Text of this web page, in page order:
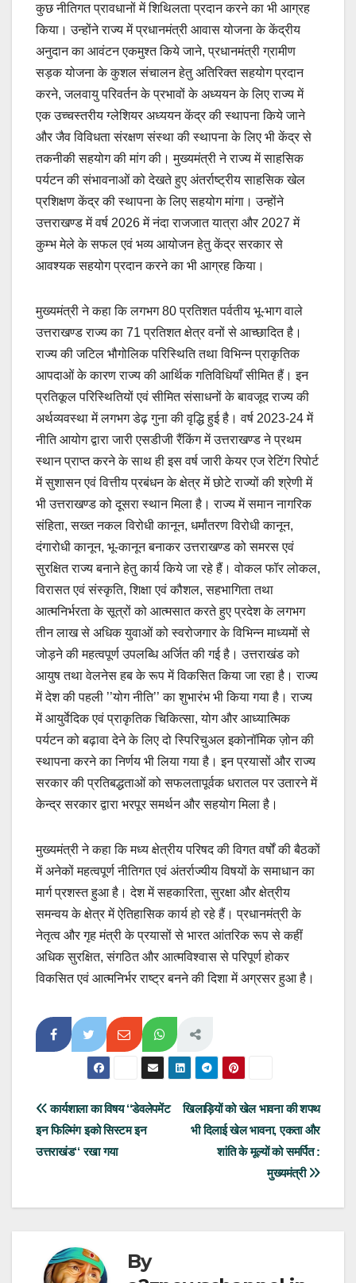
कुछ नीतिगत प्रावधानों में शिथिलता प्रदान करने का भी आग्रह
किया। उन्होंने राज्य में प्रधानमंत्री आवास योजना के केंद्रीय
अनुदान का आवंटन एकमुश्त किये जाने, प्रधानमंत्री ग्रामीण
सड़क योजना के कुशल संचालन हेतु अतिरिक्त सहयोग प्रदान
करने, जलवायु परिवर्तन के प्रभावों के अध्ययन के लिए राज्य में
एक उच्चस्तरीय ग्लेशियर अध्ययन केंद्र की स्थापना किये जाने
और जैव विविधता संरक्षण संस्था की स्थापना के लिए भी केंद्र से
तकनीकी सहयोग की मांग की। मुख्यमंत्री ने राज्य में साहसिक
पर्यटन की संभावनाओं को देखते हुए अंतर्राष्ट्रीय साहसिक खेल
प्रशिक्षण केंद्र की स्थापना के लिए सहयोग मांगा। उन्होंने
उत्तराखण्ड में वर्ष 2026 में नंदा राजजात यात्रा और 2027 में
कुम्भ मेले के सफल एवं भव्य आयोजन हेतु केंद्र सरकार से
आवश्यक सहयोग प्रदान करने का भी आग्रह किया।
मुख्यमंत्री ने कहा कि लगभग 80 प्रतिशत पर्वतीय भू-भाग वाले
उत्तराखण्ड राज्य का 71 प्रतिशत क्षेत्र वनों से आच्छादित है।
राज्य की जटिल भौगोलिक परिस्थिति तथा विभिन्न प्राकृतिक
आपदाओं के कारण राज्य की आर्थिक गतिविधियाँ सीमित हैं। इन
प्रतिकूल परिस्थितियों एवं सीमित संसाधनों के बावजूद राज्य की
अर्थव्यवस्था में लगभग डेढ़ गुना की वृद्धि हुई है। वर्ष 2023-24 में
नीति आयोग द्वारा जारी एसडीजी रैंकिंग में उत्तराखण्ड ने प्रथम
स्थान प्राप्त करने के साथ ही इस वर्ष जारी केयर एज रेटिंग रिपोर्ट
में सुशासन एवं वित्तीय प्रबंधन के क्षेत्र में छोटे राज्यों की श्रेणी में
भी उत्तराखण्ड को दूसरा स्थान मिला है। राज्य में समान नागरिक
संहिता, सख्त नकल विरोधी कानून, धर्मांतरण विरोधी कानून,
दंगारोधी कानून, भू-कानून बनाकर उत्तराखण्ड को समरस एवं
सुरक्षित राज्य बनाने हेतु कार्य किये जा रहे हैं। वोकल फॉर लोकल,
विरासत एवं संस्कृति, शिक्षा एवं कौशल, सहभागिता तथा
आत्मनिर्भरता के सूत्रों को आत्मसात करते हुए प्रदेश के लगभग
तीन लाख से अधिक युवाओं को स्वरोजगार के विभिन्न माध्यमों से
जोड़ने की महत्वपूर्ण उपलब्धि अर्जित की गई है। उत्तराखंड को
आयुष तथा वेलनेस हब के रूप में विकसित किया जा रहा है। राज्य
में देश की पहली ’’योग नीति’’ का शुभारंभ भी किया गया है। राज्य
में आयुर्वेदिक एवं प्राकृतिक चिकित्सा, योग और आध्यात्मिक
पर्यटन को बढ़ावा देने के लिए दो स्पिरिचुअल इकोनॉमिक ज़ोन की
स्थापना करने का निर्णय भी लिया गया है। इन प्रयासों और राज्य
सरकार की प्रतिबद्धताओं को सफलतापूर्वक धरातल पर उतारने में
केन्द्र सरकार द्वारा भरपूर समर्थन और सहयोग मिला है।
मुख्यमंत्री ने कहा कि मध्य क्षेत्रीय परिषद की विगत वर्षों की बैठकों
में अनेकों महत्वपूर्ण नीतिगत एवं अंतर्राज्यीय विषयों के समाधान का
मार्ग प्रशस्त हुआ है। देश में सहकारिता, सुरक्षा और क्षेत्रीय
समन्वय के क्षेत्र में ऐतिहासिक कार्य हो रहे हैं। प्रधानमंत्री के
नेतृत्व और गृह मंत्री के प्रयासों से भारत आंतरिक रूप से कहीं
अधिक सुरक्षित, संगठित और आत्मविश्वास से परिपूर्ण होकर
विकसित एवं आत्मनिर्भर राष्ट्र बनने की दिशा में अग्रसर हुआ है।
Post
navigation
खिलाड़ियों को खेल भावना की शपथ
भी दिलाई खेल भावना, एकता और
शांति के मूल्यों को समर्पित :
मुख्यमंत्री
कार्यशाला का विषय ‘‘डेवलेपमेंट
इन फिल्मिंग इको सिस्टम इन
उत्तराखंड‘‘ रखा गया
By